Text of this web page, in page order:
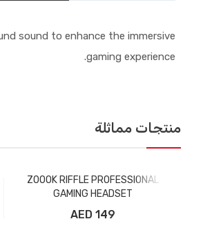
sound to enhance the immersive
gaming experience.
منتجات مماثلة
ZOOOK RIFFLE PROFESSIONAL
GAMING HEADSET
149 AED